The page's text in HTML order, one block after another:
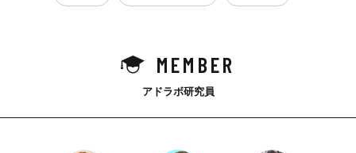
MEMBER
アドラボ研究員